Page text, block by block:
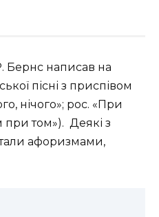
Бернс написав на
пісні з приспівом
нічого»; рос. «При
том»). Деякі з
афоризмами,